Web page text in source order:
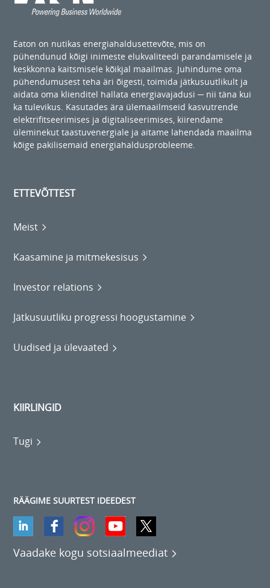
Eaton on nutikas energiahaldusettevõte, mis on
pühendunud kõigi inimeste elukvaliteedi parandamisele ja
keskkonna kaitsmisele kõikjal maailmas. Juhindume oma
pühendumusest teha äri õigesti, toimida jätkusuutlikult ja
aidata oma klienditel hallata energiavajadusi ─ nii täna kui
ka tulevikus. Kasutades ära ülemaailmseid kasvutrende
elektrifitseerimises ja digitaliseerimises, kiirendame
üleminekut taastuvenergiale ja aitame lahendada maailma
kõige pakilisemaid energiahaldusprobleeme.
ETTEVÕTTEST
Meist
Kaasamine ja mitmekesisus
Investor relations
Jätkusuutliku progressi hoogustamine
Uudised ja ülevaated
KIIRLINGID
Tugi
RÄÄGIME SUURTEST IDEEDEST
Vaadake kogu sotsiaalmeediat